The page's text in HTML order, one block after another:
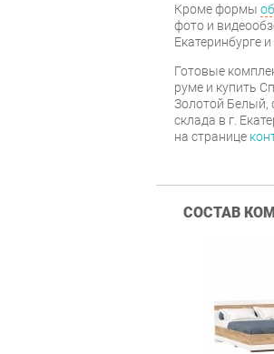
Кроме формы
фото и
Екатеринбурге
Готовые
руме и купить
Золотой Белый,
склада в г.
на странице
СОСТАВ